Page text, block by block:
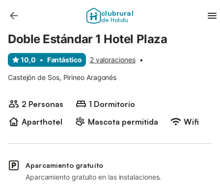
clubrural
de Holidu
Doble Estándar 1 Hotel Plaza
10,0 • Fantástico 2 valoraciones •
Castejón de Sos, Pirineo Aragonés
2 Personas
1 Dormitorio
Aparthotel
Mascota permitida Wifi
Aparcamiento gratuito
Aparcamiento gratuito en las instalaciones.